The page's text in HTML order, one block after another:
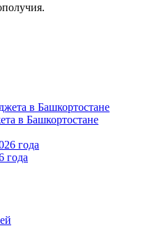
в Башкортостане
года